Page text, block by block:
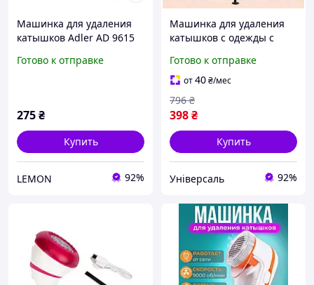
Машинка для удаления
катышков Adler AD 9615
одежды и мебели
Готово к отправке
275₴
Купить
LEMON 92%
Машинка для удаления
катышков с одежды с
аккумуляторе, Машинка
для катышков
Готово к отправке
от40₴/мес
398₴
796 ₴
Купить
Універсаль 92%